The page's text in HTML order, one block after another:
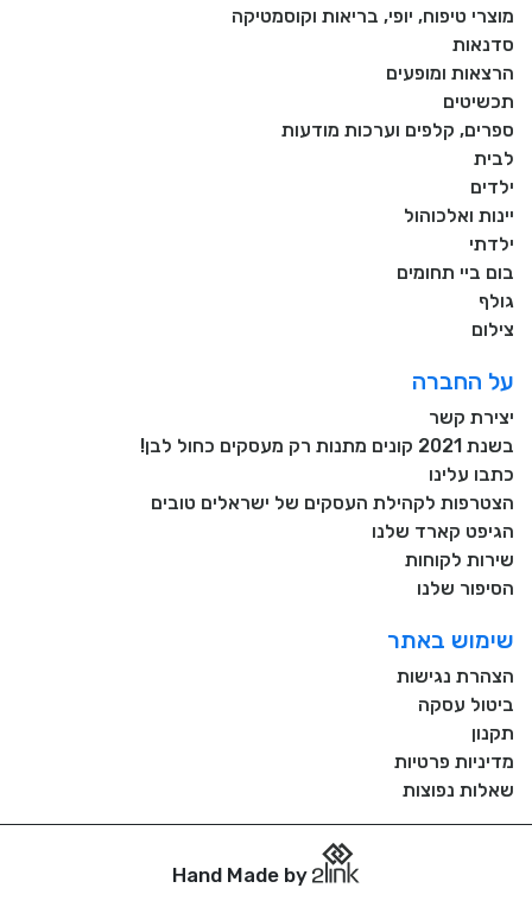
מוצרי טיפוח, יופי, בריאות וקוסמטיקה
סדנאות
הרצאות ומופעים
תכשיטים
ספרים, קלפים וערכות מודעות
לבית
ילדים
יינות ואלכוהול
ילדתי
בום ביי תחומים
גולף
צילום
על החברה
יצירת קשר
בשנת 2021 קונים מתנות רק מעסקים כחול לבן!
כתבו עלינו
הצטרפות לקהילת העסקים של ישראלים טובים
הגיפט קארד שלנו
שירות לקוחות
הסיפור שלנו
שימוש באתר
הצהרת נגישות
ביטול עסקה
תקנון
מדיניות פרטיות
שאלות נפוצות
Hand Made by